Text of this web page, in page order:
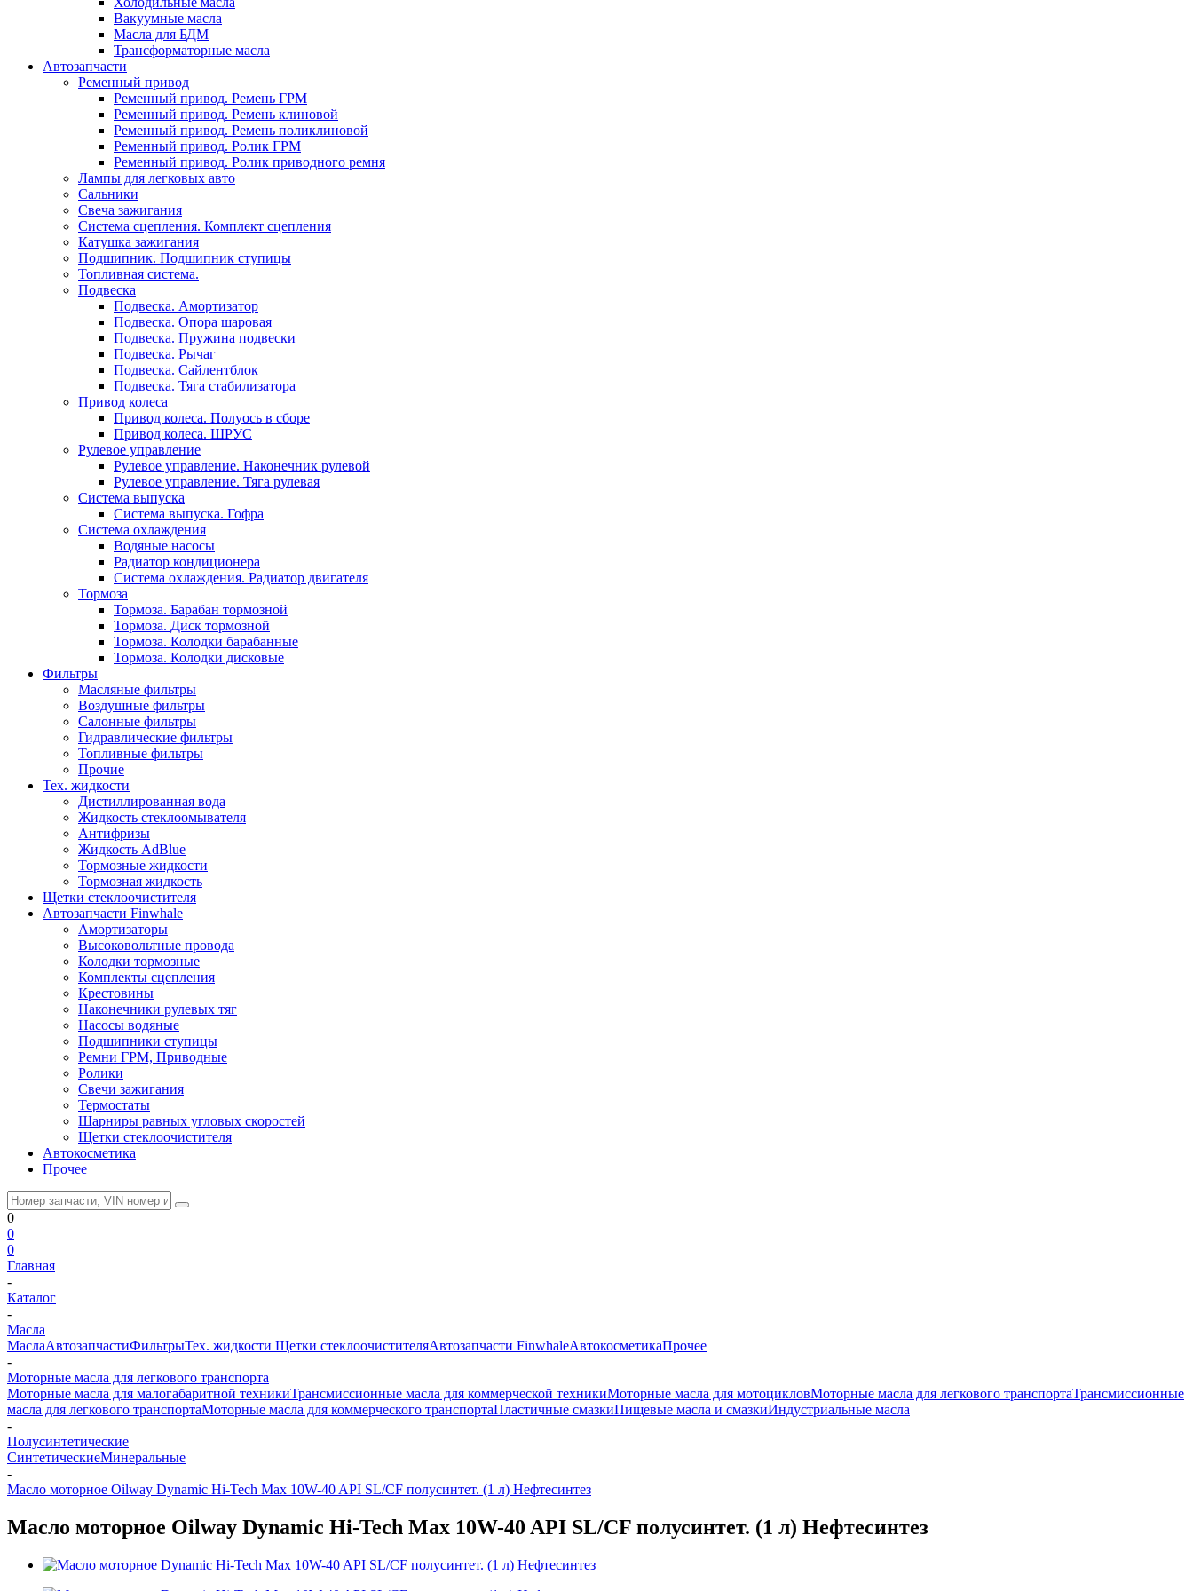
Вакуумные масла
Масла для БДМ
Трансформаторные масла
Автозапчасти
Ременный привод
Ременный привод. Ремень ГРМ
Ременный привод. Ремень клиновой
Ременный привод. Ремень поликлиновой
Ременный привод. Ролик ГРМ
Ременный привод. Ролик приводного ремня
Лампы для легковых авто
Сальники
Свеча зажигания
Система сцепления. Комплект сцепления
Катушка зажигания
Подшипник. Подшипник ступицы
Топливная система.
Подвеска
Подвеска. Амортизатор
Подвеска. Опора шаровая
Подвеска. Пружина подвески
Подвеска. Рычаг
Подвеска. Сайлентблок
Подвеска. Тяга стабилизатора
Привод колеса
Привод колеса. Полуось в сборе
Привод колеса. ШРУС
Рулевое управление
Рулевое управление. Наконечник рулевой
Рулевое управление. Тяга рулевая
Система выпуска
Система выпуска. Гофра
Система охлаждения
Водяные насосы
Радиатор кондиционера
Система охлаждения. Радиатор двигателя
Тормоза
Тормоза. Барабан тормозной
Тормоза. Диск тормозной
Тормоза. Колодки барабанные
Тормоза. Колодки дисковые
Фильтры
Масляные фильтры
Воздушные фильтры
Салонные фильтры
Гидравлические фильтры
Топливные фильтры
Прочие
Тех. жидкости
Дистиллированная вода
Жидкость стеклоомывателя
Антифризы
Жидкость AdBlue
Тормозные жидкости
Тормозная жидкость
Щетки стеклоочистителя
Автозапчасти Finwhale
Амортизаторы
Высоковольтные провода
Колодки тормозные
Комплекты сцепления
Крестовины
Наконечники рулевых тяг
Насосы водяные
Подшипники ступицы
Ремни ГРМ, Приводные
Ролики
Свечи зажигания
Термостаты
Шарниры равных угловых скоростей
Щетки стеклоочистителя
Автокосметика
Прочее
0
0
0
Главная
-
Каталог
-
Масла
МаслаАвтозапчастиФильтрыТех. жидкости Щетки стеклоочистителяАвтозапчасти FinwhaleАвтокосметикаПрочее
-
Моторные масла для легкового транспорта
Моторные масла для малогабаритной техникиТрансмиссионные масла для коммерческой техникиМоторные масла для мотоцикловМоторные масла для легкового транспортаТрансмиссионные
масла для легкового транспортаМоторные масла для коммерческого транспортаПластичные смазкиПищевые масла и смазкиИндустриальные масла
-
Полусинтетические
СинтетическиеМинеральные
-
Масло моторное Oilway Dynamic Hi-Tech Max 10W-40 API SL/CF полусинтет. (1 л) Нефтесинтез
Масло моторное Oilway Dynamic Hi-Tech Max 10W-40 API SL/CF полусинтет. (1 л) Нефтесинтез